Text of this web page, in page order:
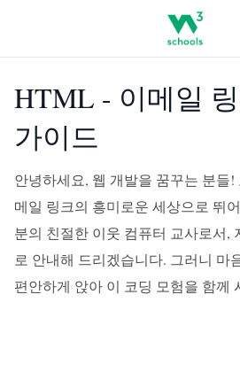
HTML - 이메일
가이드
안녕하세요, 웹 개발을 꿈꾸는 분들
메일 링크의 흥미로운 세상으로 뛰
분의 친절한 이웃 컴퓨터 교사로서,
로 안내해 드리겠습니다. 그러니 마
편안하게 앉아 이 코딩 모험을 함께